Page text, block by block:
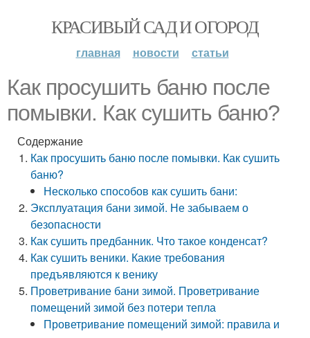
КРАСИВЫЙ САД И ОГОРОД
главная новости статьи
Как просушить баню после
помывки. Как сушить баню?
Содержание
Как просушить баню после помывки. Как сушить
баню?
Несколько способов как сушить бани:
Эксплуатация бани зимой. Не забываем о
безопасности
Как сушить предбанник. Что такое конденсат?
Как сушить веники. Какие требования
предъявляются к венику
Проветривание бани зимой. Проветривание
помещений зимой без потери тепла
Проветривание помещений зимой: правила и